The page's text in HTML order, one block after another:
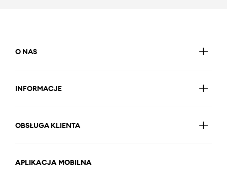
O NAS
INFORMACJE
OBSŁUGA KLIENTA
APLIKACJA MOBILNA